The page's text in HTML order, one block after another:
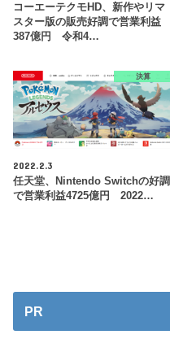
コーエーテクモHD、新作やリマ
スター版の販売好調で営業利益
387億円 令和4…
決算
2022.2.3
任天堂、Nintendo Switchの好調
で営業利益4725億円 2022…
PR